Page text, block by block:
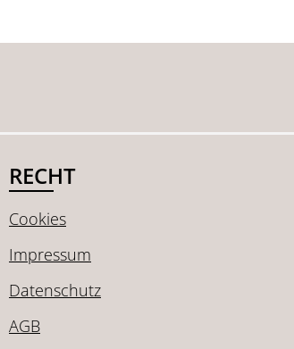
RECHT
Cookies
Impressum
Datenschutz
AGB